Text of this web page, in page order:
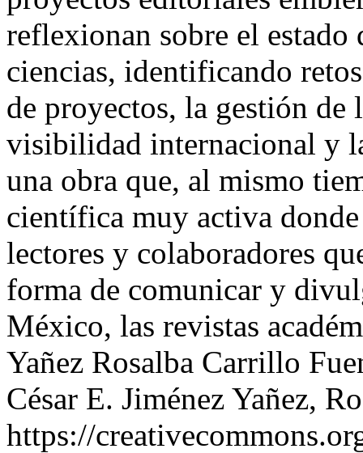
reflexionan sobre el estado
ciencias, identificando
de proyectos, la gestión
visibilidad internacional y
una obra que, al mismo
científica muy activa
lectores y colaboradores
forma de comunicar y
México, las revistas
Yañez Rosalba Carrillo
César E. Jiménez Yañez,
https://